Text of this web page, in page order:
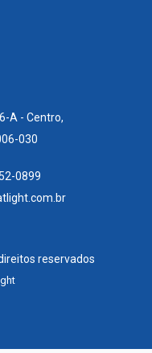
A - Centro,
030
0899
reservados